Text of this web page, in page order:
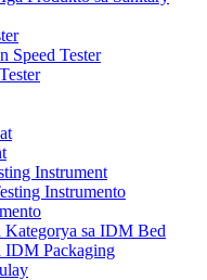
Speed ​​Tester
Instrument
Instrumento
Kategorya sa IDM Bed
IDM Packaging